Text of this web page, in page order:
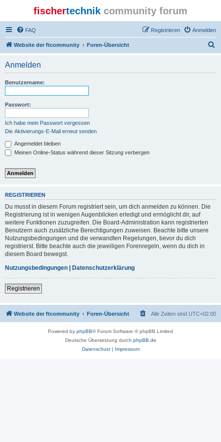
fischertechnik community forum
FAQ Anmelden
Registrieren
Website der ftcommunity Foren-Übersicht
Anmelden
Benutzername:
Passwort:
Ich habe mein Passwort vergessen
Die Aktivierungs-E-Mail erneut senden
Angemeldet bleiben
Meinen Online-Status während dieser Sitzung verbergen
REGISTRIEREN
Du musst in diesem Forum registriert sein, um dich anmelden zu können. Die
Registrierung ist in wenigen Augenblicken erledigt und ermöglicht dir, auf
weitere Funktionen zuzugreifen. Die Board-Administration kann registrierten
Benutzern auch zusätzliche Berechtigungen zuweisen. Beachte bitte unsere
Nutzungsbedingungen und die verwandten Regelungen, bevor du dich
registrierst. Bitte beachte auch die jeweiligen Forenregeln, wenn du dich in
diesem Board bewegst.
Nutzungsbedingungen | Datenschutzerklärung
Registrieren
Website der ftcommunity Foren-Übersicht Alle Zeiten sind UTC+02:00
Powered by phpBB® Forum Software © phpBB Limited
Deutsche Übersetzung durch phpBB.de
Datenschutz| Impressum